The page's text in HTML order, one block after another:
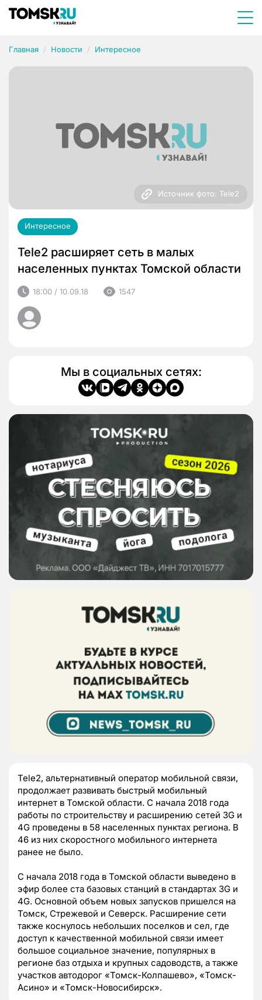
Главная Новости Интересное
Источник фото: Tele2
Интересное
Tele2 расширяет сеть в малых
населенных пунктах Томской области
18:00 / 10.09.18 1547
Мы в социальных сетях:
Tele2, альтернативный оператор мобильной связи,
продолжает развивать быстрый мобильный
интернет в Томской области. С начала 2018 года
работы по строительству и расширению сетей 3G и
4G проведены в 58 населенных пунктах региона. В
46 из них скоростного мобильного интернета
ранее не было.
С начала 2018 года в Томской области выведено в
эфир более ста базовых станций в стандартах 3G и
4G. Основной объем новых запусков пришелся на
Томск, Стрежевой и Северск. Расширение сети
также коснулось небольших поселков и сел, где
доступ к качественной мобильной связи имеет
большое социальное значение, популярных в
регионе баз отдыха и крупных садоводств, а также
участков автодорог «Томск-Колпашево», «Томск-
Асино» и «Томск-Новосибирск».